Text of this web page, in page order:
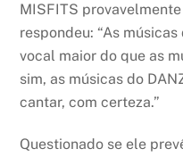
MISFITS provavelmente
respondeu: “As
vocal maior do que as
sim, as músicas do
cantar, com certeza.”
Questionado se ele